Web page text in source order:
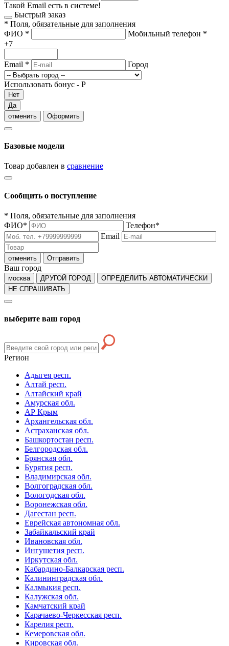
Такой Email есть в системе!
Быстрый заказ
* Поля, обязательные для заполнения
ФИО * Мобильный телефон *
+7
Email * Город
Использовать бонус - Р
Нет
Да
отменить
Оформить
Базовые модели
Товар добавлен в сравнение
Сообщить о поступление
* Поля, обязательные для заполнения
ФИО* Телефон*
Email
отменить Отправить
Ваш город
москва ДРУГОЙ ГОРОД
ОПРЕДЕЛИТЬ АВТОМАТИЧЕСКИ
НЕ СПРАШИВАТЬ
выберите ваш город
Регион
Адыгея респ.
Алтай респ.
Алтайский край
Амурская обл.
АР Крым
Архангельская обл.
Астраханская обл.
Башкортостан респ.
Белгородская обл.
Брянская обл.
Бурятия респ.
Владимирская обл.
Волгоградская обл.
Вологодская обл.
Воронежская обл.
Дагестан респ.
Еврейская автономная обл.
Забайкальский край
Ивановская обл.
Ингушетия респ.
Иркутская обл.
Кабардино-Балкарская респ.
Калининградская обл.
Калмыкия респ.
Калужская обл.
Камчатский край
Карачаево-Черкесская респ.
Карелия респ.
Кемеровская обл.
Кировская обл.